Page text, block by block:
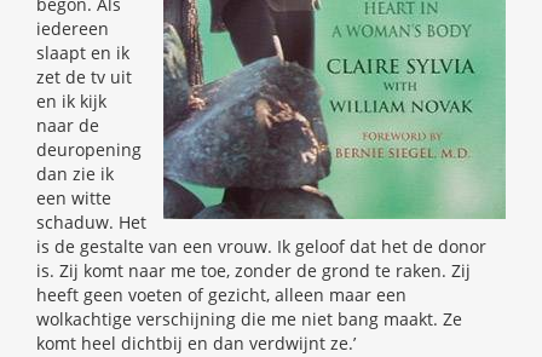
begon. Als
iedereen
slaapt en ik
zet de tv uit
en ik kijk
naar de
deuropening
dan zie ik
een witte
schaduw. Het
is de gestalte van een vrouw. Ik geloof dat het de donor
is. Zij komt naar me toe, zonder de grond te raken. Zij
heeft geen voeten of gezicht, alleen maar een
wolkachtige verschijning die me niet bang maakt. Ze
komt heel dichtbij en dan verdwijnt ze.’